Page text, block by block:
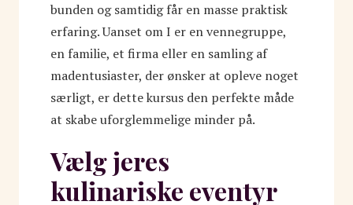
bunden og samtidig får en masse praktisk
erfaring. Uanset om I er en vennegruppe,
en familie, et firma eller en samling af
madentusiaster, der ønsker at opleve noget
særligt, er dette kursus den perfekte måde
at skabe uforglemmelige minder på.
Vælg jeres
kulinariske eventyr